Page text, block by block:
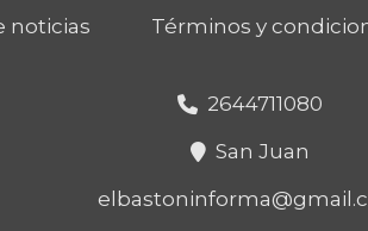
noticias Términos y
2644711080
San Juan